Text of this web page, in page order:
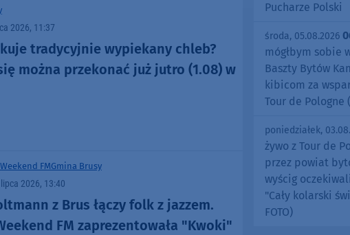
2026, 11:37
tradycyjnie wypiekany chleb?
można przekonać już jutro (1.08) w
FMGmina Brusy
2026, 13:40
z Brus łączy folk z jazzem.
FM zaprezentowała "Kwoki"
Pucharze Polski
środa, 05.08.2026
mógłbym sobie
Baszty Bytów
kibicom za
Tour de Pologne
poniedziałek,
żywo z Tour de
przez powiat
wyścig
"Cały kolarski
FOTO)